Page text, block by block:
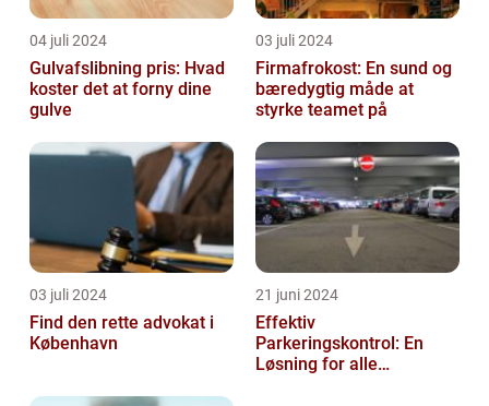
04 juli 2024
Gulvafslibning pris: Hvad
koster det at forny dine
gulve
03 juli 2024
Firmafrokost: En sund og
bæredygtig måde at
styrke teamet på
03 juli 2024
Find den rette advokat i
København
21 juni 2024
Effektiv
Parkeringskontrol: En
Løsning for alle